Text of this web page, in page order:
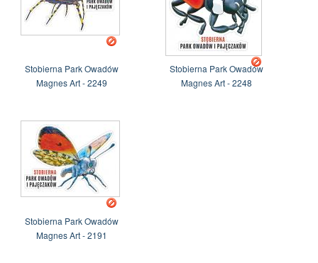
Stobierna Park Owadów
Magnes Art - 2249
Stobierna Park Owadów
Magnes Art - 2248
Stobierna Park Owadów
Magnes Art - 2191